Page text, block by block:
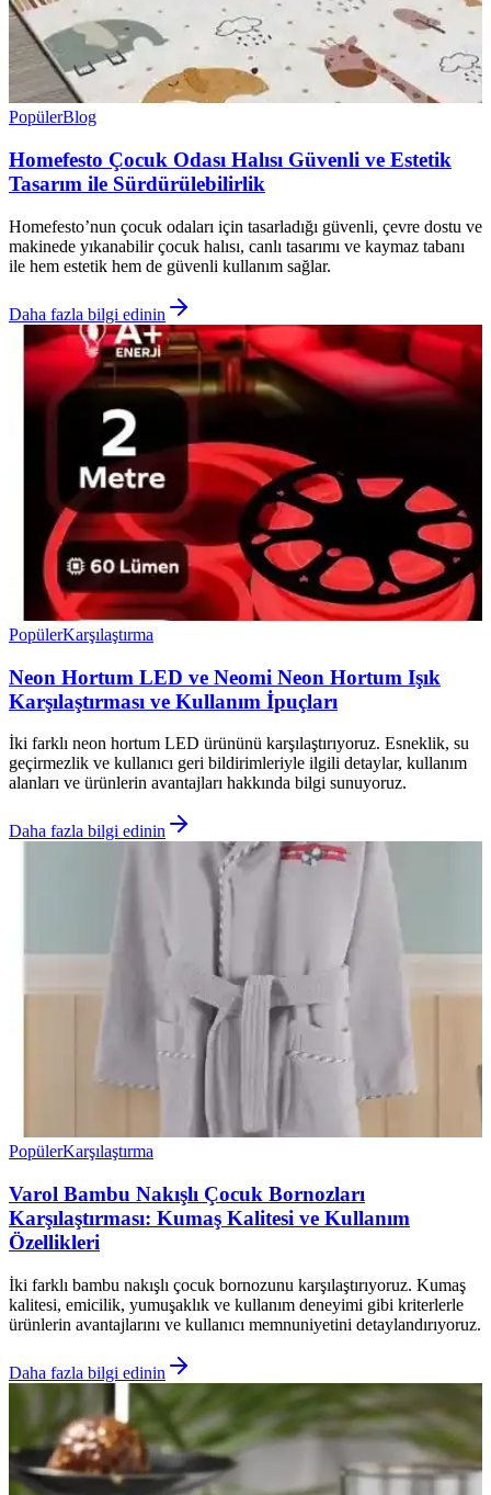
PopülerBlog
Homefesto Çocuk Odası Halısı Güvenli ve Estetik
Tasarım ile Sürdürülebilirlik
Homefesto’nun çocuk odaları için tasarladığı güvenli, çevre dostu ve
makinede yıkanabilir çocuk halısı, canlı tasarımı ve kaymaz tabanı
ile hem estetik hem de güvenli kullanım sağlar.
Daha fazla bilgi edinin
PopülerKarşılaştırma
Neon Hortum LED ve Neomi Neon Hortum Işık
Karşılaştırması ve Kullanım İpuçları
İki farklı neon hortum LED ürününü karşılaştırıyoruz. Esneklik, su
geçirmezlik ve kullanıcı geri bildirimleriyle ilgili detaylar, kullanım
alanları ve ürünlerin avantajları hakkında bilgi sunuyoruz.
Daha fazla bilgi edinin
PopülerKarşılaştırma
Varol Bambu Nakışlı Çocuk Bornozları
Karşılaştırması: Kumaş Kalitesi ve Kullanım
Özellikleri
İki farklı bambu nakışlı çocuk bornozunu karşılaştırıyoruz. Kumaş
kalitesi, emicilik, yumuşaklık ve kullanım deneyimi gibi kriterlerle
ürünlerin avantajlarını ve kullanıcı memnuniyetini detaylandırıyoruz.
Daha fazla bilgi edinin